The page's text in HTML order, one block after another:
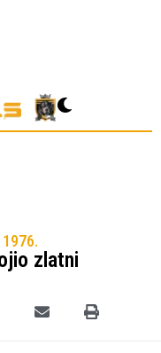
1976.
zlatni